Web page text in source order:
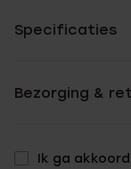
Specificaties
Bezorging &
Ik ga